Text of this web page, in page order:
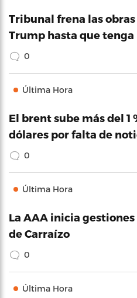
Tribunal frena las
Trump hasta que
0
Última Hora
El brent sube más del 1
dólares por falta de
0
Última Hora
La AAA inicia
de Carraízo
0
Última Hora